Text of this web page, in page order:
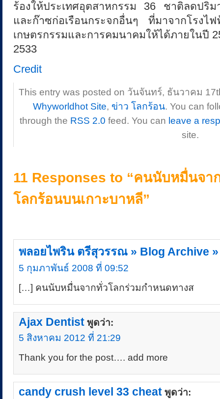
ร้องให้ประเทศอุตสาหกรรม 36 ชาติลดปริ
และก๊าซก่อเรือนกระจกอื่นๆ ที่มาจากโรงไ
เกษตรกรรมและการคมนาคมให้ได้ภายในปี
2533
Credit
This entry was posted on วันจันทร์, ธันวาคม
Whyworldhot Site, ข่าว โลกร้อน. You can
through the RSS 2.0 feed. You can leave a
site.
11 Responses to “คนนับหมื่นจา
โลกร้อนบนเกาะบาหลี”
พลอยไพริน ตรีสุวรรณ » Blog Archive
5 กุมภาพันธ์ 2008 ที่ 09:52
[…] คนนับหมื่นจากทั่วโลกร่วมกำหนดทางส
Ajax Dentist พูดว่า:
5 สิงหาคม 2012 ที่ 21:29
Thank you for the post…. add more
candy crush level 33 cheat พูดว่า: